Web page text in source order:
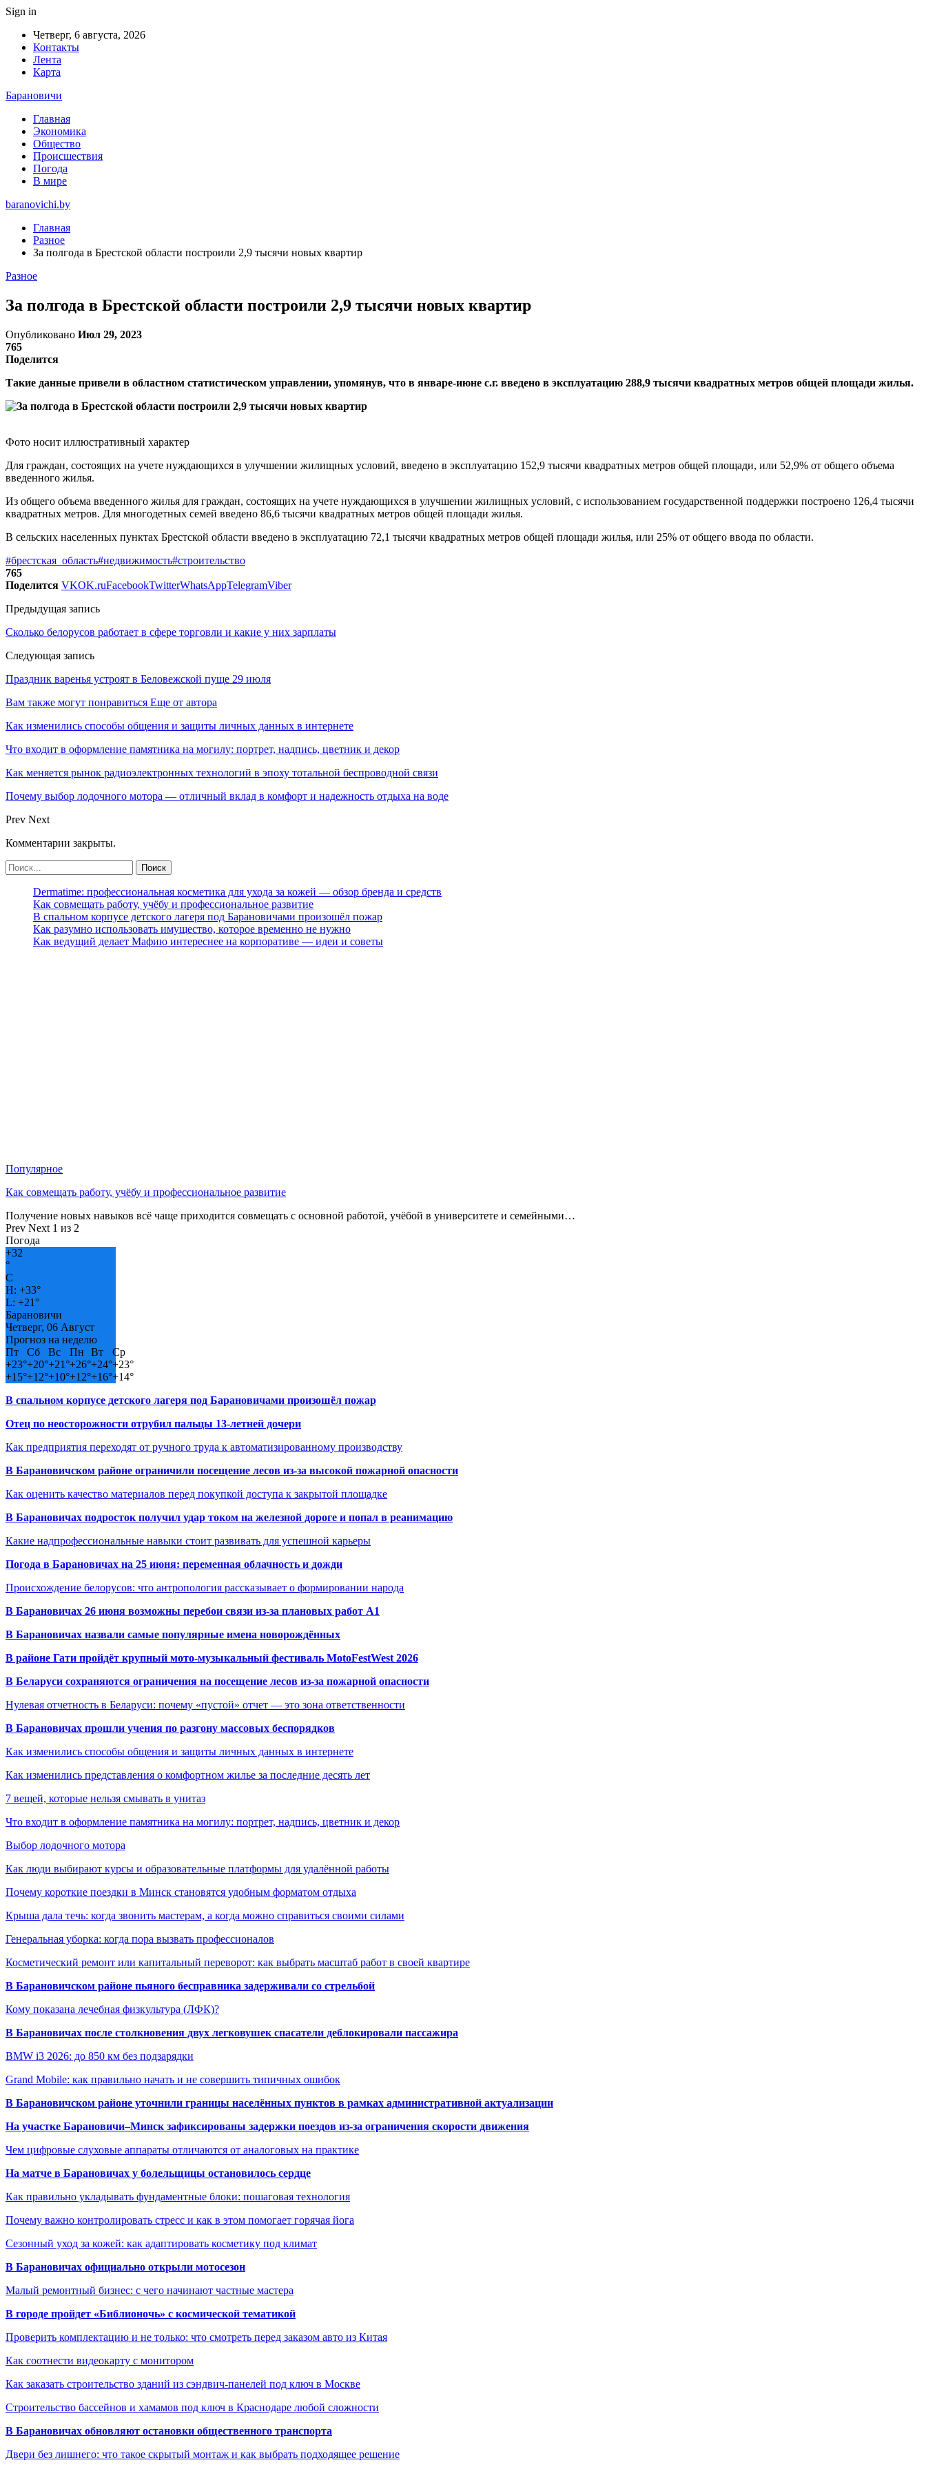
Sign in
Четверг, 6 августа, 2026
Контакты
Лента
Карта
Барановичи
Главная
Экономика
Общество
Происшествия
Погода
В мире
baranovichi.by
Главная
Разное
За полгода в Брестской области построили 2,9 тысячи новых квартир
Разное
За полгода в Брестской области построили 2,9 тысячи новых квартир
Опубликовано Июл 29, 2023
765
Поделится
Такие данные привели в областном статистическом управлении, упомянув, что в январе-июне с.г. введено в эксплуатацию 288,9 тысячи квадратных метров общей площади жилья.
Фото носит иллюстративный характер
Для граждан, состоящих на учете нуждающихся в улучшении жилищных условий, введено в эксплуатацию 152,9 тысячи квадратных метров общей площади, или 52,9% от общего объема
введенного жилья.
Из общего объема введенного жилья для граждан, состоящих на учете нуждающихся в улучшении жилищных условий, с использованием государственной поддержки построено 126,4 тысячи
квадратных метров. Для многодетных семей введено 86,6 тысячи квадратных метров общей площади жилья.
В сельских населенных пунктах Брестской области введено в эксплуатацию 72,1 тысячи квадратных метров общей площади жилья, или 25% от общего ввода по области.
#брестская_область#недвижимость#строительство
765
Поделится VKOK.ruFacebookTwitterWhatsAppTelegramViber
Предыдущая запись
Сколько белорусов работает в сфере торговли и какие у них зарплаты
Следующая запись
Праздник варенья устроят в Беловежской пуще 29 июля
Вам также могут понравиться Еще от автора
Как изменились способы общения и защиты личных данных в интернете
Что входит в оформление памятника на могилу: портрет, надпись, цветник и декор
Как меняется рынок радиоэлектронных технологий в эпоху тотальной беспроводной связи
Почему выбор лодочного мотора — отличный вклад в комфорт и надежность отдыха на воде
Prev Next
Комментарии закрыты.
Dermatime: профессиональная косметика для ухода за кожей — обзор бренда и средств
Как совмещать работу, учёбу и профессиональное развитие
В спальном корпусе детского лагеря под Барановичами произошёл пожар
Как разумно использовать имущество, которое временно не нужно
Как ведущий делает Мафию интереснее на корпоративе — идеи и советы
Популярное
Как совмещать работу, учёбу и профессиональное развитие
Получение новых навыков всё чаще приходится совмещать с основной работой, учёбой в университете и семейными…
Prev Next 1 из 2
Погода
+32
°
C
H: +33°
L: +21°
Барановичи
Четверг, 06 Август
Прогноз на неделю
Пт
Сб Вс Пн Вт
Ср
+23°+20°+21°+26°+24°+23°
+15°+12°+10°+12°+16°+14°
В спальном корпусе детского лагеря под Барановичами произошёл пожар
Отец по неосторожности отрубил пальцы 13-летней дочери
Как предприятия переходят от ручного труда к автоматизированному производству
В Барановичском районе ограничили посещение лесов из-за высокой пожарной опасности
Как оценить качество материалов перед покупкой доступа к закрытой площадке
В Барановичах подросток получил удар током на железной дороге и попал в реанимацию
Какие надпрофессиональные навыки стоит развивать для успешной карьеры
Погода в Барановичах на 25 июня: переменная облачность и дожди
Происхождение белорусов: что антропология рассказывает о формировании народа
В Барановичах 26 июня возможны перебои связи из-за плановых работ A1
В Барановичах назвали самые популярные имена новорождённых
В районе Гати пройдёт крупный мото-музыкальный фестиваль MotoFestWest 2026
В Беларуси сохраняются ограничения на посещение лесов из-за пожарной опасности
Нулевая отчетность в Беларуси: почему «пустой» отчет — это зона ответственности
В Барановичах прошли учения по разгону массовых беспорядков
Как изменились способы общения и защиты личных данных в интернете
Как изменились представления о комфортном жилье за последние десять лет
7 вещей, которые нельзя смывать в унитаз
Что входит в оформление памятника на могилу: портрет, надпись, цветник и декор
Выбор лодочного мотора
Как люди выбирают курсы и образовательные платформы для удалённой работы
Почему короткие поездки в Минск становятся удобным форматом отдыха
Крыша дала течь: когда звонить мастерам, а когда можно справиться своими силами
Генеральная уборка: когда пора вызвать профессионалов
Косметический ремонт или капитальный переворот: как выбрать масштаб работ в своей квартире
В Барановичском районе пьяного бесправника задерживали со стрельбой
Кому показана лечебная физкультура (ЛФК)?
В Барановичах после столкновения двух легковушек спасатели деблокировали пассажира
BMW i3 2026: до 850 км без подзарядки
Grand Mobile: как правильно начать и не совершить типичных ошибок
В Барановичском районе уточнили границы населённых пунктов в рамках административной актуализации
На участке Барановичи–Минск зафиксированы задержки поездов из-за ограничения скорости движения
Чем цифровые слуховые аппараты отличаются от аналоговых на практике
На матче в Барановичах у болельщицы остановилось сердце
Как правильно укладывать фундаментные блоки: пошаговая технология
Почему важно контролировать стресс и как в этом помогает горячая йога
Сезонный уход за кожей: как адаптировать косметику под климат
В Барановичах официально открыли мотосезон
Малый ремонтный бизнес: с чего начинают частные мастера
В городе пройдет «Библионочь» с космической тематикой
Проверить комплектацию и не только: что смотреть перед заказом авто из Китая
Как соотнести видеокарту с монитором
Как заказать строительство зданий из сэндвич-панелей под ключ в Москве
Строительство бассейнов и хамамов под ключ в Краснодаре любой сложности
В Барановичах обновляют остановки общественного транспорта
Двери без лишнего: что такое скрытый монтаж и как выбрать подходящее решение